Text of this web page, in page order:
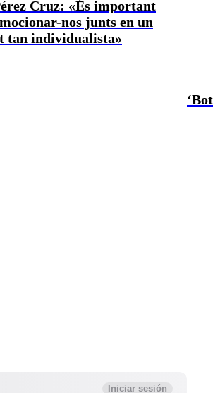
Cruz: «És important
nos junts en un
tan individualista»